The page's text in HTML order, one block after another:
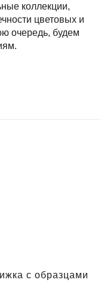
коллекции,
цветовых и
очередь, будем
с образцами